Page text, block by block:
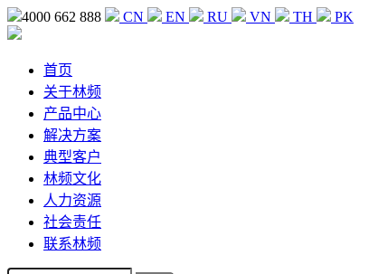
4000 662 888 CN EN RU VN TH PK
首页
关于林频
产品中心
解决方案
典型客户
林频文化
人力资源
社会责任
联系林频